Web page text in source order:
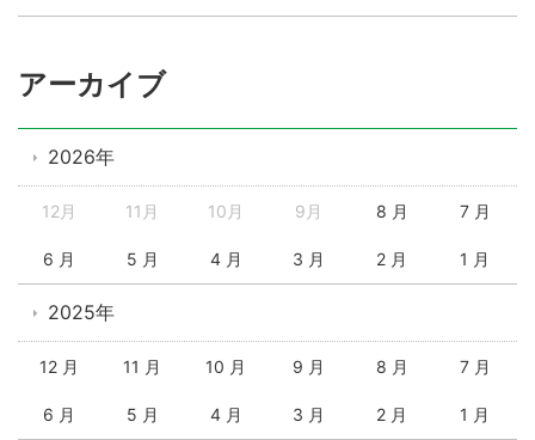
アーカイブ
2026年
12月 11月 10月 9月 8 月 7 月
6 月 5 月 4 月 3 月 2 月 1 月
2025年
12 月 11 月 10 月 9 月 8 月 7 月
6 月 5 月 4 月 3 月 2 月 1 月